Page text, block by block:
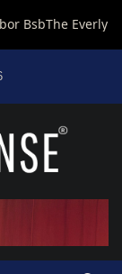
Brasília